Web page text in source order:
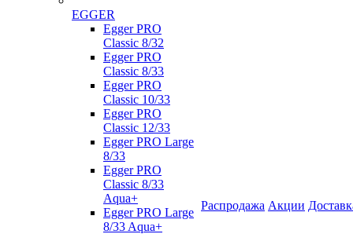
EGGER
Egger PRO
Classic 8/32
Egger PRO
Classic 8/33
Egger PRO
Classic 10/33
Egger PRO
Classic 12/33
Egger PRO Large
8/33
Egger PRO
Classic 8/33
Aqua+
Egger PRO Large
8/33 Aqua+
Распродажа Акции